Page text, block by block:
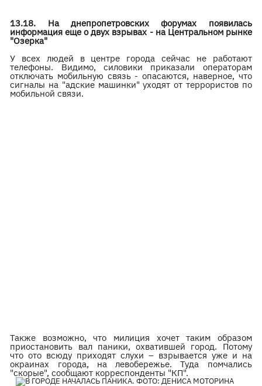
13.18. На днепропетровских форумах появилась
информация еще о двух взрывах - на Центральном рынке
"Озерка"
У всех людей в центре города сейчас не работают
телефоны. Видимо, силовики приказали операторам
отключать мобильную связь - опасаются, наверное, что
сигналы на "адские машинки" уходят от террористов по
мобильной связи.
Также возможно, что милиция хочет таким образом
приостановить вал паники, охватившей город. Потому
что ото всюду приходят слухи – взрывается уже и на
окраинах города, на левобережье. Туда помчались
"скорые", сообщают корреспонденты "КП".